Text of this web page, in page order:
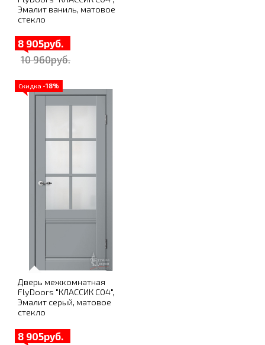
Эмалит ваниль, матовое
стекло
8 905руб.
10 960руб.
Скидка -18%
Дверь межкомнатная
FlyDoors "КЛАССИК C04",
Эмалит серый, матовое
стекло
8 905руб.